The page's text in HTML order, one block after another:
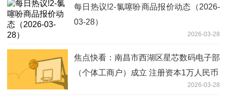
每日热议!2-氯噻吩商品报价动态（2026-
03-28）
2026-03-28
焦点快看：南昌市西湖区星芯数码电子部
（个体工商户）成立 注册资本1万人民币
2026-03-28